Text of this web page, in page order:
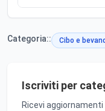
Categoria:: Cibo e
Iscriviti per
Ricevi